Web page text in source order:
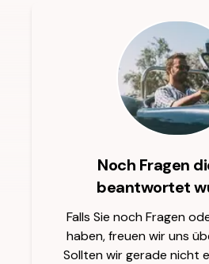
Noch Fragen
beantwortet
Falls Sie noch Fragen
haben, freuen wir uns
Sollten wir gerade nicht